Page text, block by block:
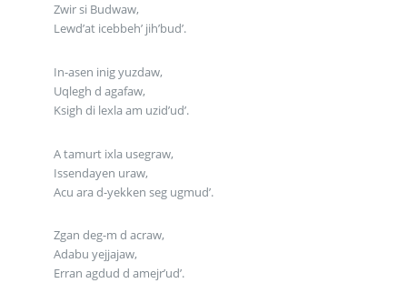
Zwir si Budwaw,
Lewd’at icebbeh’ jih’bud’.
In-asen inig yuzdaw,
Uqlegh d agafaw,
Ksigh di lexla am uzid’ud’.
A tamurt ixla usegraw,
Issendayen uraw,
Acu ara d-yekken seg ugmud’.
Zgan deg-m d acraw,
Adabu yejjajaw,
Erran agdud d amejr’ud’.